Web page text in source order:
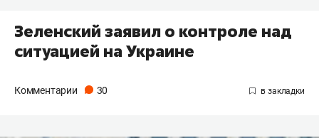
Зеленский заявил о контроле над
ситуацией на Украине
Комментарии 30